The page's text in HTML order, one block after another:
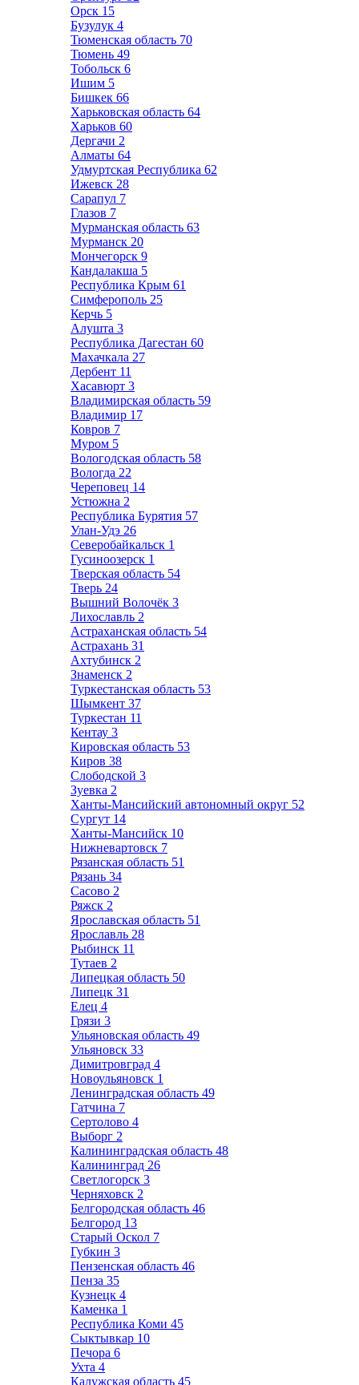
Орск 15
Бузулук 4
Тюменская область 70
Тюмень 49
Тобольск 6
Ишим 5
Бишкек 66
Харьковская область 64
Харьков 60
Дергачи 2
Алматы 64
Удмуртская Республика 62
Ижевск 28
Сарапул 7
Глазов 7
Мурманская область 63
Мурманск 20
Мончегорск 9
Кандалакша 5
Республика Крым 61
Симферополь 25
Керчь 5
Алушта 3
Республика Дагестан 60
Махачкала 27
Дербент 11
Хасавюрт 3
Владимирская область 59
Владимир 17
Ковров 7
Муром 5
Вологодская область 58
Вологда 22
Череповец 14
Устюжна 2
Республика Бурятия 57
Улан-Удэ 26
Северобайкальск 1
Гусиноозерск 1
Тверская область 54
Тверь 24
Вышний Волочёк 3
Лихославль 2
Астраханская область 54
Астрахань 31
Ахтубинск 2
Знаменск 2
Туркестанская область 53
Шымкент 37
Туркестан 11
Кентау 3
Кировская область 53
Киров 38
Слободской 3
Зуевка 2
Ханты-Мансийский автономный округ 52
Сургут 14
Ханты-Мансийск 10
Нижневартовск 7
Рязанская область 51
Рязань 34
Сасово 2
Ряжск 2
Ярославская область 51
Ярославль 28
Рыбинск 11
Тутаев 2
Липецкая область 50
Липецк 31
Елец 4
Грязи 3
Ульяновская область 49
Ульяновск 33
Димитровград 4
Новоульяновск 1
Ленинградская область 49
Гатчина 7
Сертолово 4
Выборг 2
Калининградская область 48
Калининград 26
Светлогорск 3
Черняховск 2
Белгородская область 46
Белгород 13
Старый Оскол 7
Губкин 3
Пензенская область 46
Пенза 35
Кузнецк 4
Каменка 1
Республика Коми 45
Сыктывкар 10
Печора 6
Ухта 4
Калужская область 45